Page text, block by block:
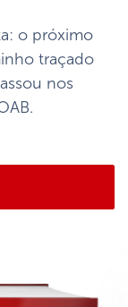
o próximo
traçado
nos